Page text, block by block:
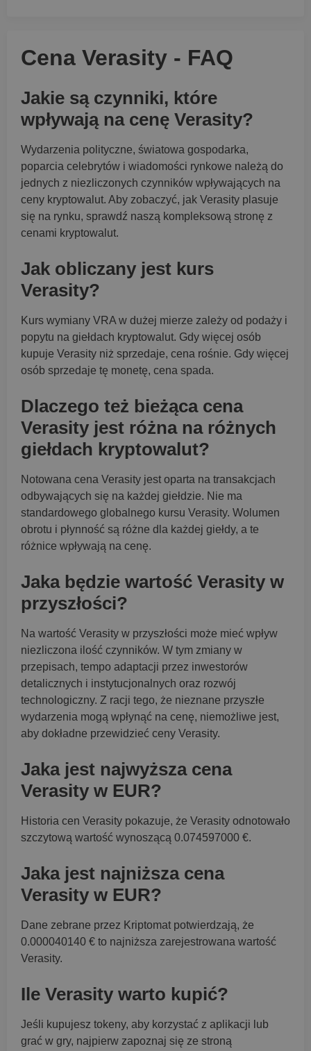
Cena Verasity - FAQ
Jakie są czynniki, które
wpływają na cenę Verasity?
Wydarzenia polityczne, światowa gospodarka,
poparcia celebrytów i wiadomości rynkowe należą do
jednych z niezliczonych czynników wpływających na
ceny kryptowalut. Aby zobaczyć, jak Verasity plasuje
się na rynku, sprawdź naszą kompleksową stronę z
cenami kryptowalut.
Jak obliczany jest kurs
Verasity?
Kurs wymiany VRA w dużej mierze zależy od podaży i
popytu na giełdach kryptowalut. Gdy więcej osób
kupuje Verasity niż sprzedaje, cena rośnie. Gdy więcej
osób sprzedaje tę monetę, cena spada.
Dlaczego też bieżąca cena
Verasity jest różna na różnych
giełdach kryptowalut?
Notowana cena Verasity jest oparta na transakcjach
odbywających się na każdej giełdzie. Nie ma
standardowego globalnego kursu Verasity. Wolumen
obrotu i płynność są różne dla każdej giełdy, a te
różnice wpływają na cenę.
Jaka będzie wartość Verasity w
przyszłości?
Na wartość Verasity w przyszłości może mieć wpływ
niezliczona ilość czynników. W tym zmiany w
przepisach, tempo adaptacji przez inwestorów
detalicznych i instytucjonalnych oraz rozwój
technologiczny. Z racji tego, że nieznane przyszłe
wydarzenia mogą wpłynąć na cenę, niemożliwe jest,
aby dokładne przewidzieć ceny Verasity.
Jaka jest najwyższa cena
Verasity w EUR?
Historia cen Verasity pokazuje, że Verasity odnotowało
szczytową wartość wynoszącą 0.074597000 €.
Jaka jest najniższa cena
Verasity w EUR?
Dane zebrane przez Kriptomat potwierdzają, że
0.000040140 € to najniższa zarejestrowana wartość
Verasity.
Ile Verasity warto kupić?
Jeśli kupujesz tokeny, aby korzystać z aplikacji lub
grać w gry, najpierw zapoznaj się ze stroną